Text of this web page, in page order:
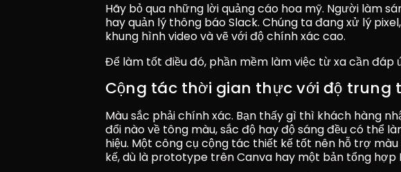
Hãy bỏ qua những lời quảng cáo hoa mỹ. Người làm
hay quản lý thông báo Slack. Chúng ta đang xử lý
khung hình video và vẽ với độ chính xác cao.
Để làm tốt điều đó, phần mềm làm việc từ xa cần đáp
Cộng tác thời gian thực với độ trung
Màu sắc phải chính xác. Bạn thấy gì thì khách hàng
đổi nào về tông màu, sắc độ hay độ sáng đều có thể
hiệu. Một công cụ cộng tác thiết kế tốt nên hỗ trợ
kế, dù là prototype trên Canva hay một bản tổng